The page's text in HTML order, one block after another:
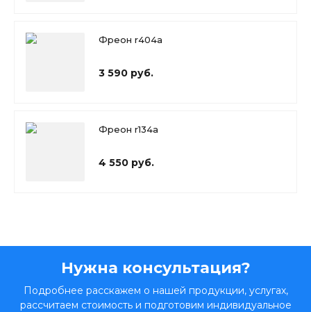
Фреон r404a
3 590 руб.
Фреон r134a
4 550 руб.
Нужна консультация?
Подробнее расскажем о нашей продукции, услугах,
рассчитаем стоимость и подготовим индивидуальное